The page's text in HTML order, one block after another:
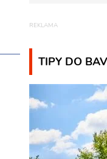
TIPY DO